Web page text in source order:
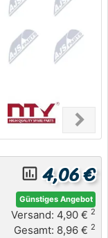
chevron_right
Next
insert_chart_outlined 4,06 €
Günstiges Angebot
Versand: 4,90 € 2
Gesamt: 8,96 € 2